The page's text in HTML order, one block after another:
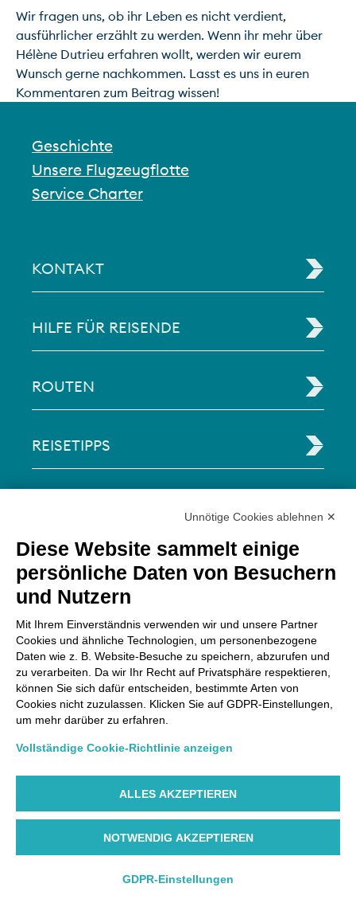
Wir fragen uns, ob ihr Leben es nicht verdient,
ausführlicher erzählt zu werden. Wenn ihr mehr über
Hélène Dutrieu erfahren wollt, werden wir eurem
Wunsch gerne nachkommen. Lasst es uns in euren
Geschichte
Unsere Flugzeugflotte
Service Charter
KONTAKT
HILFE FÜR REISENDE
ROUTEN
REISETIPPS
Via Paolo Bembo, 70 37062
Dossobuono di Villafranca (VR) Italy
©AIR DOLOMITI S.p.A. Linee Aeree Regionali Europee I
Socio Unico Deutsche Lufthansa A.G. - Cap. Soc. €
P.IVA/Vat Code IT 00445990310
Unnötige Cookies ablehnen ✕
Diese Website sammelt einige
persönliche Daten von Besuchern
und Nutzern
Mit Ihrem Einverständnis verwenden wir und unsere Partner
Cookies und ähnliche Technologien, um personenbezogene
Daten wie z. B. Website-Besuche zu speichern, abzurufen und
zu verarbeiten. Da wir Ihr Recht auf Privatsphäre respektieren,
können Sie sich dafür entscheiden, bestimmte Arten von
Cookies nicht zuzulassen. Klicken Sie auf GDPR-Einstellungen,
um mehr darüber zu erfahren.
Vollständige Cookie-Richtlinie anzeigen
ALLES AKZEPTIEREN
NOTWENDIG AKZEPTIEREN
GDPR-Einstellungen